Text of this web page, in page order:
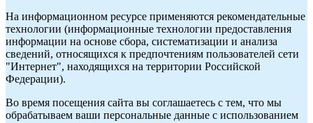
На информационном ресурсе применяются рекомендательные
технологии (информационные технологии предоставления
информации на основе сбора, систематизации и анализа
сведений, относящихся к предпочтениям пользователей сети
"Интернет", находящихся на территории Российской
Федерации).
Во время посещения сайта вы соглашаетесь с тем, что мы
обрабатываем ваши персональные данные с использованием